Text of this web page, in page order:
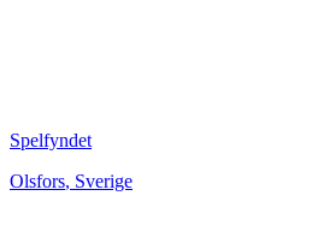
Spelfyndet
Olsfors, Sverige